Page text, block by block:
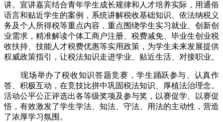
讲。宣讲嘉宾结合青年学生成长规律和人才培养实际，用通俗
语言和贴近学生的案例，系统讲解税收基础知识、依法纳税义
务及个人所得税等重点内容，重点围绕学生实习就业、创新创
业需求，精准解读个体工商户注册、税费减免、毕业生创业税
收扶持、技能人才税费优惠等实用政策，为学生未来发展提供
权威政策指引，让税法知识走进学业、贴近生活、对接职业。
现场举办了税收知识答题竞赛，学生踊跃参与、认真作
答、积极互动，在竞技比拼中巩固税法知识、厚植法治理念。
活动公平公正评选出各等级奖项及参与奖，以赛促学、以赛促
悟，有效激发了学生学法、知法、守法、用法的主动性，营造
了浓厚学习氛围。